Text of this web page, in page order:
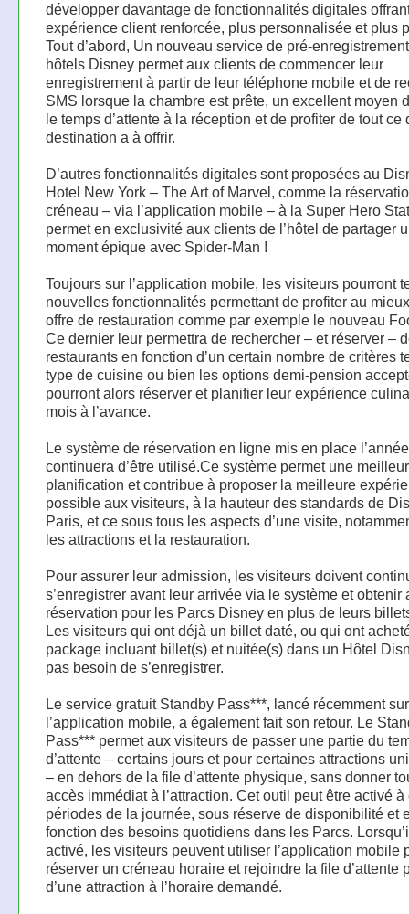
développer davantage de fonctionnalités digitales
expérience client renforcée, plus personnalisée et plus
Tout d’abord, Un nouveau service de pré-
hôtels Disney permet aux clients de commencer leur
enregistrement à partir de leur téléphone mobile et de
SMS lorsque la chambre est prête, un excellent moyen
le temps d’attente à la réception et de profiter de tout ce
destination a à offrir.
D’autres fonctionnalités digitales sont proposées au
Hotel New York – The Art of Marvel, comme la
créneau – via l’application mobile – à la Super Hero
permet en exclusivité aux clients de l’hôtel de partager
moment épique avec Spider-Man !
Toujours sur l’application mobile, les visiteurs pourront
nouvelles fonctionnalités permettant de profiter au
offre de restauration comme par exemple le nouveau
Ce dernier leur permettra de rechercher – et réserver –
restaurants en fonction d’un certain nombre de critères
type de cuisine ou bien les options demi-pension
pourront alors réserver et planifier leur expérience
mois à l’avance.
Le système de réservation en ligne mis en place
continuera d’être utilisé.Ce système permet une
planification et contribue à proposer la meilleure
possible aux visiteurs, à la hauteur des standards de
Paris, et ce sous tous les aspects d’une visite,
les attractions et la restauration.
Pour assurer leur admission, les visiteurs doivent
s’enregistrer avant leur arrivée via le système et obtenir
réservation pour les Parcs Disney en plus de leurs
Les visiteurs qui ont déjà un billet daté, ou qui ont
package incluant billet(s) et nuitée(s) dans un Hôtel
pas besoin de s’enregistrer.
Le service gratuit Standby Pass***, lancé récemment sur
l’application mobile, a également fait son retour. Le
Pass*** permet aux visiteurs de passer une partie du
d’attente – certains jours et pour certaines attractions
– en dehors de la file d’attente physique, sans donner
accès immédiat à l’attraction. Cet outil peut être activé
périodes de la journée, sous réserve de disponibilité et
fonction des besoins quotidiens dans les Parcs.
activé, les visiteurs peuvent utiliser l’application mobile
réserver un créneau horaire et rejoindre la file d’attente
d’une attraction à l’horaire demandé.